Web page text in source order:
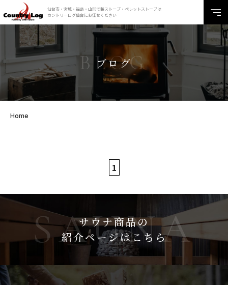
仙台市・宮城・福島・山形で薪ストーブ・ペレットストーブは
カントリーログ仙台にお任せください
ブログ
Home
1
サウナ商品の
紹介ページはこちら